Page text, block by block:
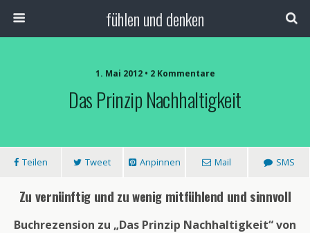
fühlen und denken
1. Mai 2012 • 2 Kommentare
Das Prinzip Nachhaltigkeit
Teilen Tweet Anpinnen Mail SMS
Zu vernünftig und zu wenig mitfühlend und sinnvoll
Buchrezension zu „Das Prinzip Nachhaltigkeit“ von